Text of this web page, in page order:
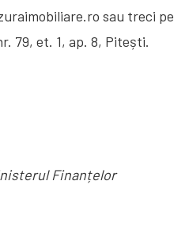
sau treci pe
79, et. 1, ap. 8, Pitești.
Finanțelor